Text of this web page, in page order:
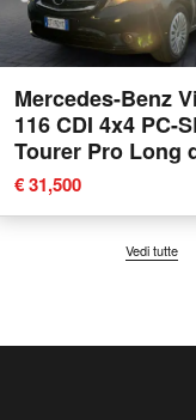
Mercedes-Benz
116 CDI 4x4 PC-
Tourer Pro Long
2021 usata a
€ 31,500
Vedi tutte